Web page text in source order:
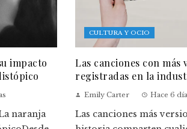
impacto
naranja
CULTURA Y OCIO
Las canciones con más
registradas en la
Emily Carter Hace 6
Las canciones más